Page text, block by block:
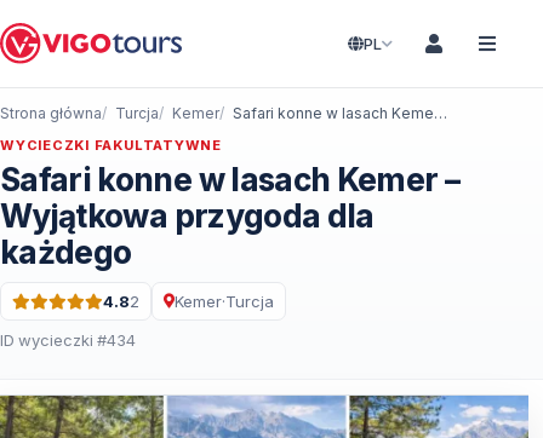
PL
Strona główna Turcja Kemer Safari konne w lasach Kemer – Wyjątkowa przygoda dla każdego
WYCIECZKI FAKULTATYWNE
Safari konne w lasach Kemer –
Wyjątkowa przygoda dla
każdego
Ocena: 4.8 na 5 · 2 Recenzje
4.82 Kemer·Turcja
ID wycieczki #434